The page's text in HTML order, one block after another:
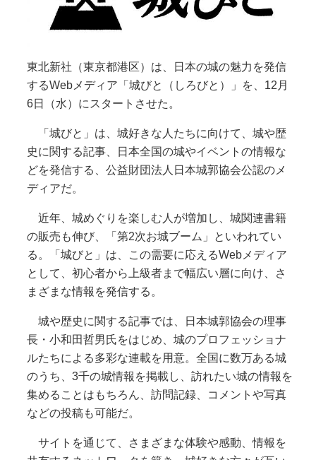
東北新社（東京都港区）は、日本の城の魅力を発信
するWebメディア「城びと（しろびと）」を、12月
6日（水）にスタートさせた。
「城びと」は、城好きな人たちに向けて、城や歴
史に関する記事、日本全国の城やイベントの情報な
どを発信する、公益財団法人日本城郭協会公認のメ
ディアだ。
近年、城めぐりを楽しむ人が増加し、城関連書籍
の販売も伸び、「第2次お城ブーム」といわれてい
る。「城びと」は、この需要に応えるWebメディア
として、初心者から上級者まで幅広い層に向け、さ
まざまな情報を発信する。
城や歴史に関する記事では、日本城郭協会の理事
長・小和田哲男氏をはじめ、城のプロフェッショナ
ルたちによる多彩な連載を用意。全国に数万ある城
のうち、3千の城情報を掲載し、訪れたい城の情報を
集めることはもちろん、訪問記録、コメントや写真
などの投稿も可能だ。
サイトを通じて、さまざまな体験や感動、情報を